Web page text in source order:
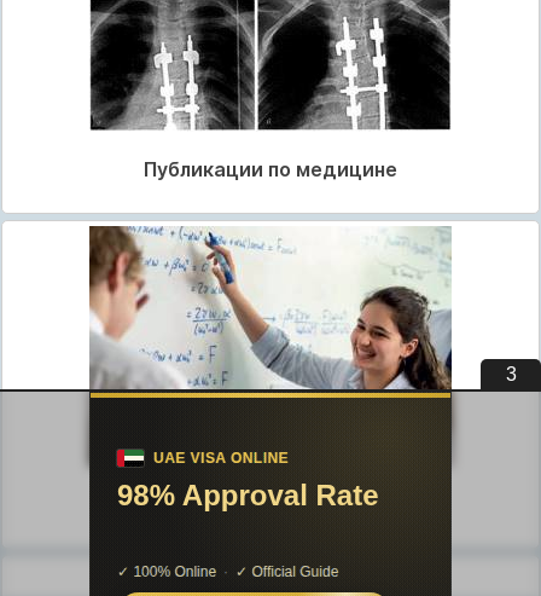
Публикации по медицине
Публикации по педагогике
Разделы публикаций
2